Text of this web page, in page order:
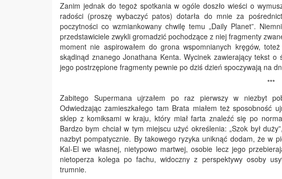
Zanim jednak do tegoż spotkania w ogóle doszło wieści o
radości (proszę wybaczyć patos) dotarła do mnie za
poczytności co wzmiankowany chwilę temu „Daily Planet”.
przedstawiciele zwykli gromadzić pochodzące z niej fragmenty
moment nie aspirowałem do grona wspomnianych kręgów,
skądinąd znanego Jonathana Kenta. Wycinek zawierający tekst o
jego postrzępione fragmenty pewnie po dziś dzień spoczywają na
***
Zabitego Supermana ujrzałem po raz pierwszy w niezbyt
Odwiedzając zamieszkałego tam Brata miałem też sposobność
sklep z komiksami w kraju, który miał farta znaleźć się po
Bardzo bym chciał w tym miejscu użyć określenia: „Szok był
nazbyt pompatycznie. By takowego ryzyka uniknąć dodam, że w
Kal-El we własnej, nietypowo martwej, osobie lecz jego
nietoperza kolega po fachu, widoczny z perspektywy osoby
trumnie.